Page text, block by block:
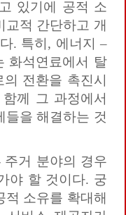
있기에 공적 소
교적 간단하고 개
. 특히, 에너지 –
화석연료에서 탈
전환을 촉진시
께 그 과정에서
들을 해결하는 것
주거 분야의 경우
야 할 것이다. 궁
적 소유를 확대해